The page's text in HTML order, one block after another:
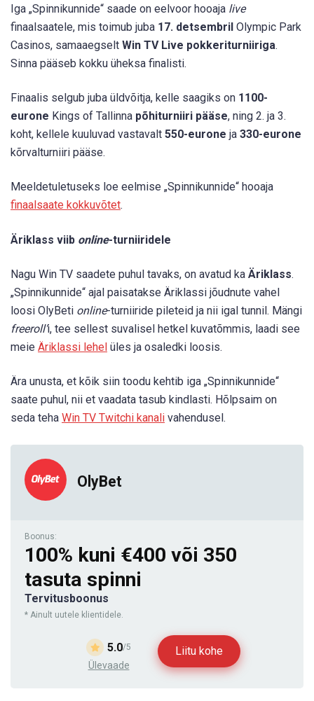
Iga „Spinnikunnide“ saade on eelvoor hooaja live
finaalsaatele, mis toimub juba 17. detsembril Olympic Park
Casinos, samaaegselt Win TV Live pokkeriturniiriga.
Sinna pääseb kokku üheksa finalisti.
Finaalis selgub juba üldvõitja, kelle saagiks on 1100-
eurone Kings of Tallinna põhiturniiri pääse, ning 2. ja 3.
koht, kellele kuuluvad vastavalt 550-eurone ja 330-eurone
kõrvalturniiri pääse.
Meeldetuletuseks loe eelmise „Spinnikunnide“ hooaja
finaalsaate kokkuvõtet.
Äriklass viib online-turniiridele
Nagu Win TV saadete puhul tavaks, on avatud ka Äriklass.
„Spinnikunnide“ ajal paisatakse Äriklassi jõudnute vahel
loosi OlyBeti online-turniiride pileteid ja nii igal tunnil. Mängi
freeroll’i, tee sellest suvalisel hetkel kuvatõmmis, laadi see
meie Äriklassi lehel üles ja osaledki loosis.
Ära unusta, et kõik siin toodu kehtib iga „Spinnikunnide“
saate puhul, nii et vaadata tasub kindlasti. Hõlpsaim on
seda teha Win TV Twitchi kanali vahendusel.
OlyBet
Boonus:
100% kuni €400 või 350
tasuta spinni
Tervitusboonus
* Ainult uutele klientidele.
5.0/5
Ülevaade
Liitu kohe